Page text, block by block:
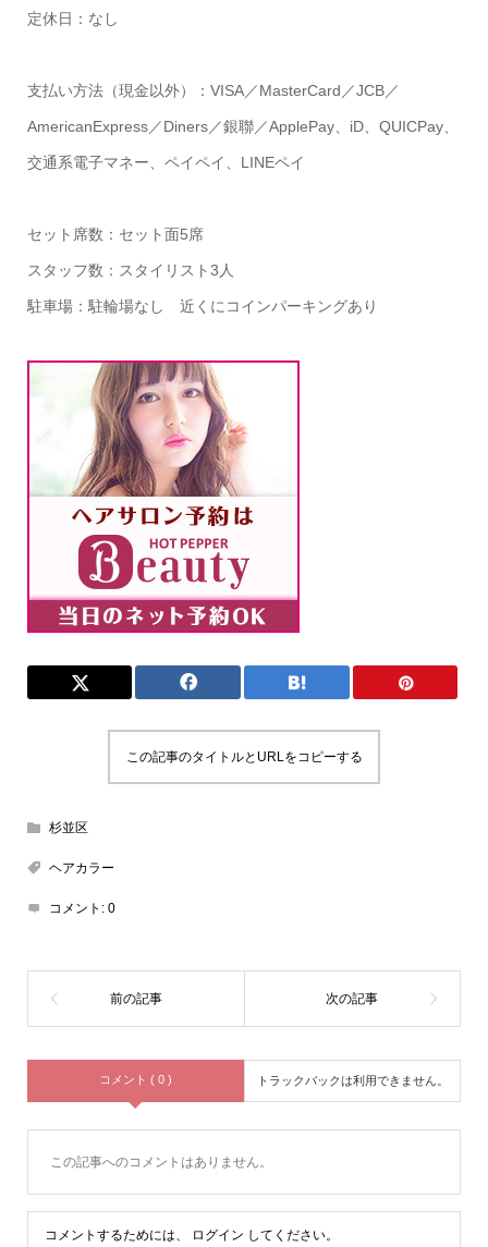
定休日：なし
支払い方法（現金以外）：VISA／MasterCard／JCB／
AmericanExpress／Diners／銀聯／ApplePay、iD、QUICPay、
交通系電子マネー、ペイペイ、LINEペイ
セット席数：セット面5席
スタッフ数：スタイリスト3人
駐車場：駐輪場なし 近くにコインパーキングあり
この記事のタイトルとURLをコピーする
杉並区
ヘアカラー
コメント: 0
コメント ( 0 ) トラックバックは利用できません。
この記事へのコメントはありません。
コメントするためには、 ログイン してください。